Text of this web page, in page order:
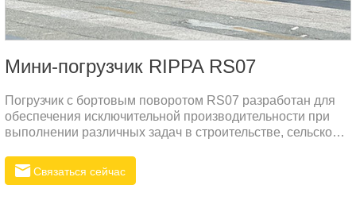
Мини-погрузчик RIPPA RS07
Погрузчик с бортовым поворотом RS07 разработан для
обеспечения исключительной производительности при
выполнении различных задач в строительстве, сельском
Сочетая в себе высокую эффективность, долговечность и
комфорт, RS07 выделяется на конкурентном рынке
Связаться сейчас